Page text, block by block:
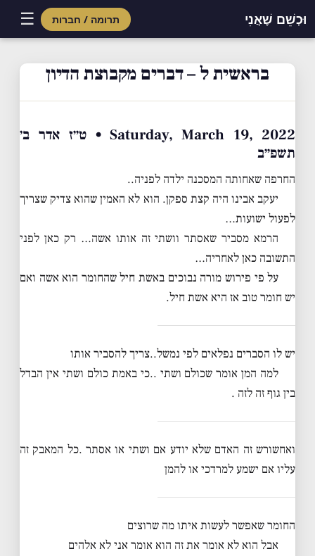
וּכְשֵׁם שֶׁאֲנִי תרומה / חברות ☰
בראשית ל – דברים מקבוצת הדיון
Saturday, March 19, 2022 • ט״ז אדר ב׳
תשפ״ב
החרפה שאחותה המסכנה ילדה לפניה..
יעקב אבינו היה קצת ספקן. הוא לא האמין שהוא צדיק שצריך
לפעול ישועות…
הרמא מסביר שאסתר וושתי זה אותו אשה… רק כאן לפני
התשובה כאן לאחריה…
על פי פירוש מורה נבוכים באשת חיל שהחומר הוא אשה ואם
יש חומר טוב אז היא אשת חיל.
יש לו הסברים נפלאים לפי נמשל..צריך להסביר אותו
למה המן אומר שכולם ושתי ..כי באמת כולם ושתי אין הבדל
בין גוף זה לזה .
ואחשורש זה האדם שלא יודע אם ושתי או אסתר .כל המאבק זה
עליו אם ישמע למרדכי או להמן
החומר שאפשר לעשות איתו מה שרוצים
אבל הוא לא אומר את זה הוא אומר אני לא אלהים